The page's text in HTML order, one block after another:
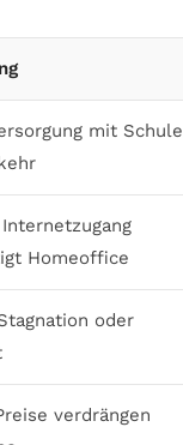
mit
Homeoffice
oder
verdrängen